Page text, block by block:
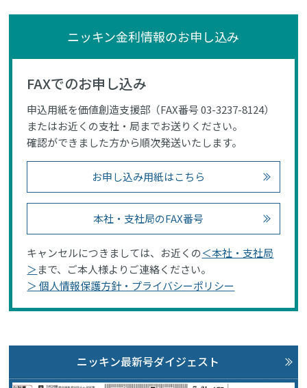
ニッキン金利情報のお申し込み
FAXでのお申し込み
申込用紙を価値創造支援部（FAX番号 03-3237-8124）
またはお近くの支社・局までお送りください。
確認ができました方から順次発送いたします。
お申し込み用紙はこちら
本社・支社局のFAX番号
キャンセルにつきましては、お近くの＜本社・支社局
＞まで、ご本人様よりご連絡ください。
＞ 個人情報保護方針・プライバシーポリシー
ニッキン最新号ダイジェスト